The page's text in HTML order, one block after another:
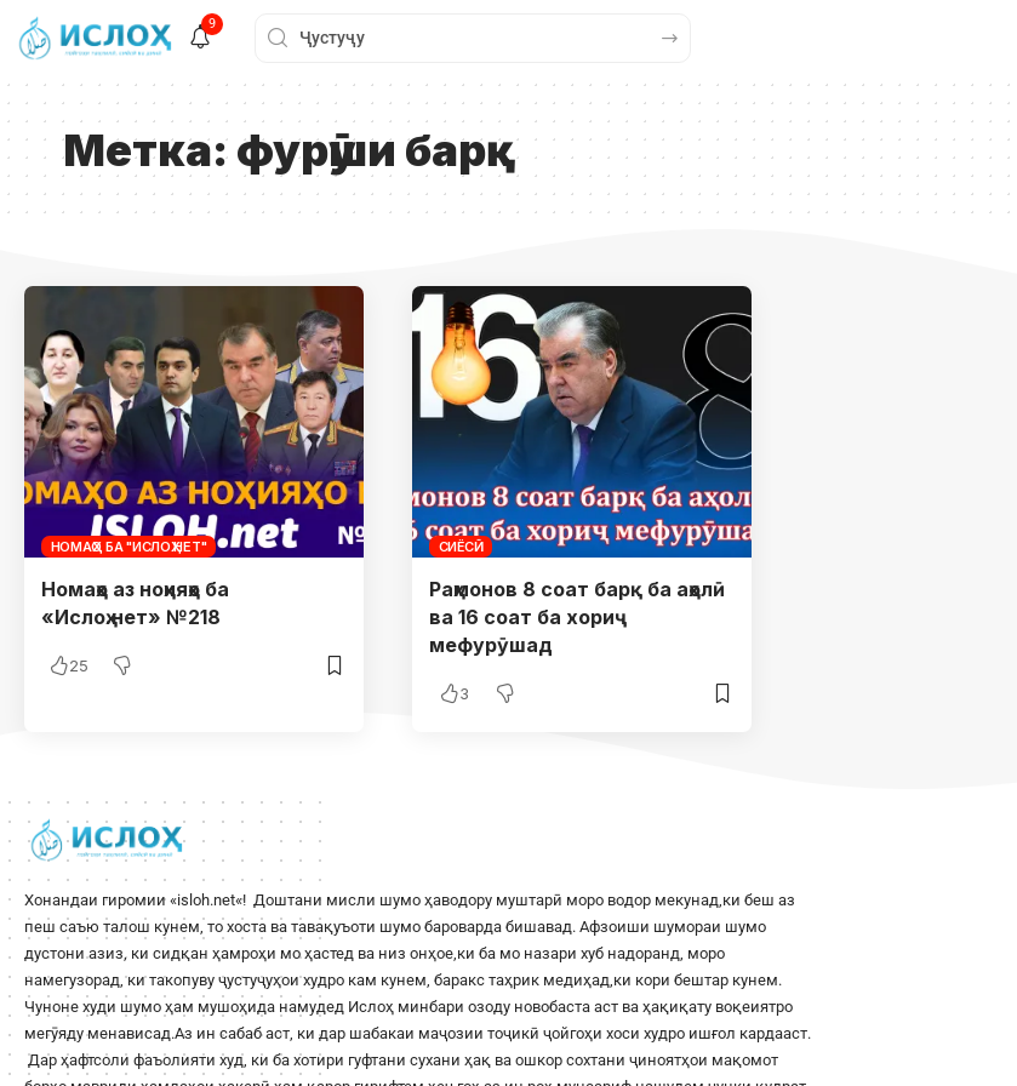
9
Метка:фурӯши барқ
НОМАҲО БА "ИСЛОҲ.НЕТ"
Номаҳо аз ноҳияҳо ба
«Ислоҳ.нет» №218
25
СИЁСӢ
Раҳмонов 8 соат барқ ба аҳолӣ
ва 16 соат ба хориҷ
мефурӯшад
3
Хонандаи гиромии «isloh.net«! Доштани мисли шумо ҳаводору муштарӣ моро водор мекунад,ки беш аз
пеш саъю талош кунем, то хоста ва тавақуъоти шумо бароварда бишавад. Афзоиши шумораи шумо
дустони азиз, ки сидқан ҳамроҳи мо ҳастед ва низ онҳое,ки ба мо назари хуб надоранд, моро
намегузорад, ки такопуву ҷустуҷуҳои худро кам кунем, баракс таҳрик медиҳад,ки кори бештар кунем.
Чуноне худи шумо ҳам мушоҳида намудед Ислоҳ минбари озоду новобаста аст ва ҳақиқату воқеиятро
мегӯяду менависад.Аз ин сабаб аст, ки дар шабакаи маҷозии тоҷикӣ ҷойгоҳи хоси худро ишғол кардааст.
Дар ҳафтсоли фаъолияти худ, ки ба хотири гуфтани сухани ҳақ ва ошкор сохтани ҷиноятҳои мақомот